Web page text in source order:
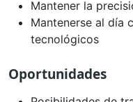
Mantener la
Mantenerse al día
tecnológicos
Oportunidades